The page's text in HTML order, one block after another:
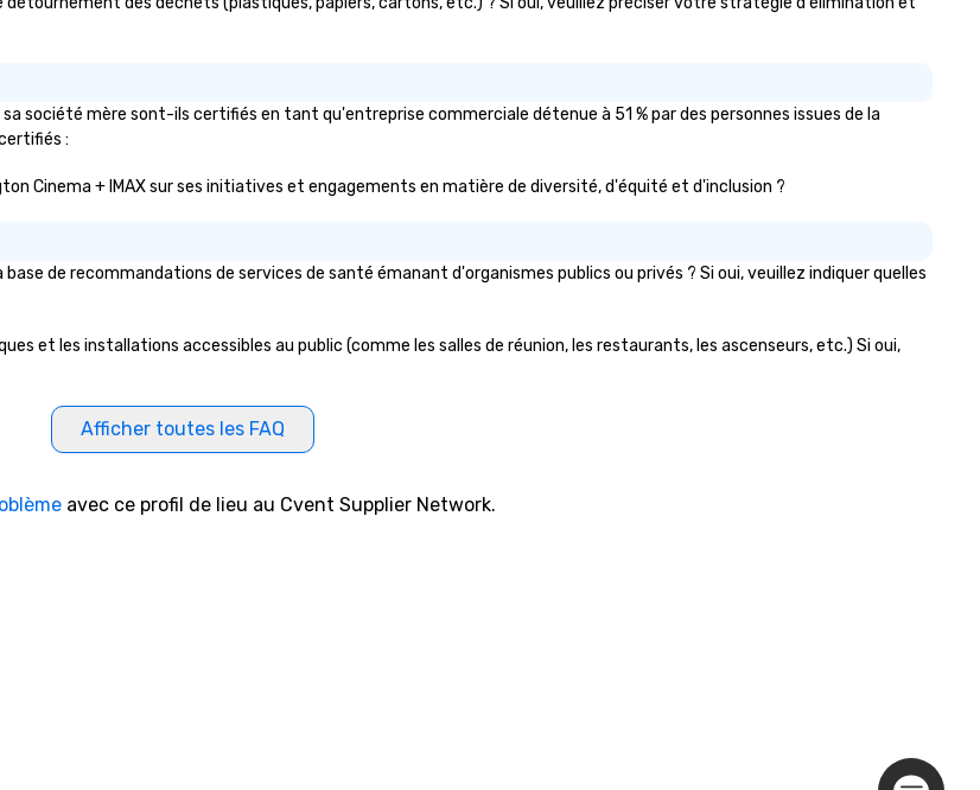
société mère sont-ils certifiés en tant qu'entreprise commerciale détenue à 51 % par des personnes issues de la
:
Cinema + IMAX sur ses initiatives et engagements en matière de diversité, d'équité et d'inclusion ?
de recommandations de services de santé émanant d'organismes publics ou privés ? Si oui, veuillez indiquer quelles
et les installations accessibles au public (comme les salles de réunion, les restaurants, les ascenseurs, etc.) Si oui,
Afficher toutes les FAQ
avec ce profil de lieu au Cvent Supplier Network.